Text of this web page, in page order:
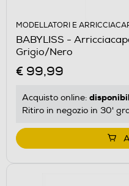
MODELLATORI E
BABYLISS -
Grigio/Nero
€ 99,99
Acquisto online:
Ritiro in negozio in 30'